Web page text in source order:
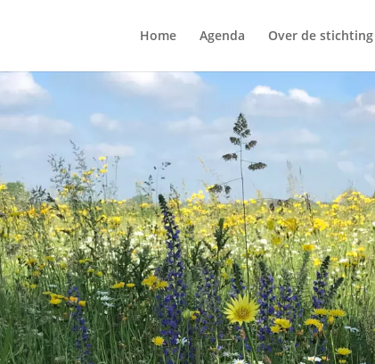
Home Agenda Over de stichting